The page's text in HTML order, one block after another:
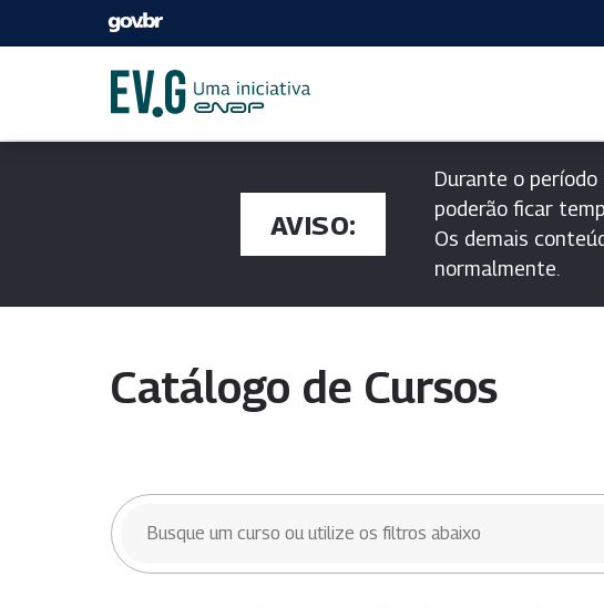
AVISO:
Durante o
poderão ficar
Os demais
normalmente.
Catálogo de Cursos
BUSCAR CURSOS